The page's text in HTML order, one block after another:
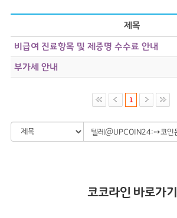
제목
비급여 진료항목 및 제증명 수수료 안내
부가세 안내
1
코코라인 바로가기